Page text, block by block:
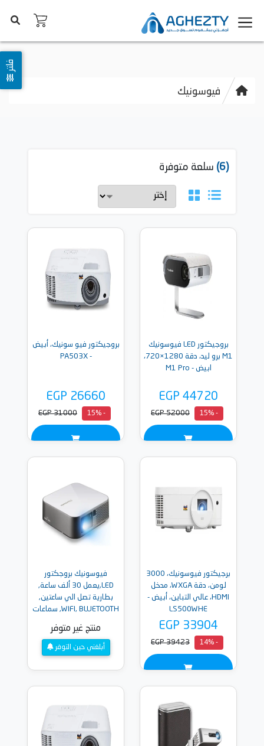
فيوسونيك
فلتر
(6) سلعة متوفرة
بروجيكتور LED فيوسونيك
M1 برو ليد، دقة 1280×720،
ابيض - M1 Pro
EGP 44720
- 15%
EGP 52000
بروجيكتور فيو سونيك، أبيض
- PA503X
EGP 26660
- 15%
EGP 31000
برجيكتور فيوسونيك، 3000
لومن، دقة WXGA، مدخل
HDMI، عالي التباين، أبيض -
LS500WHE
EGP 33904
- 14%
EGP 39423
فيوسونيك بروجكتور
LED,يعمل 30 ألف ساعة,
بطارية تصل الي ساعتين,
WIFI, BLUETOOTH, سماعات
منتج غير متوفر
أبلغني حين التوفر